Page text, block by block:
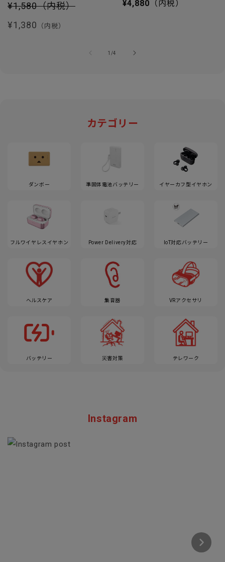
セール価格
¥1,580（内税）
通常価格
¥1,380 （内税）
通常価格
¥4,880 （内税）
1 /
の4
カテゴリー
ダンボー 準固体電池バッテリー イヤーカフ型イヤホン
フルワイヤレスイヤホン Power Delivery対応 IoT対応バッテリー
ヘルスケア 集音器 VRアクセサリ
バッテリー 災害対策 テレワーク
Instagram